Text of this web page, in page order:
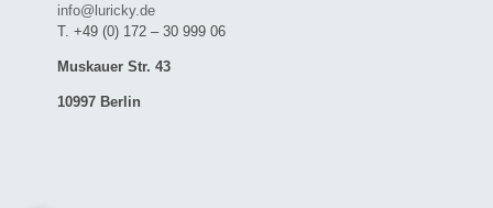
info@luricky.de
T. +49 (0) 172 – 30 999 06
Muskauer Str. 43
10997 Berlin